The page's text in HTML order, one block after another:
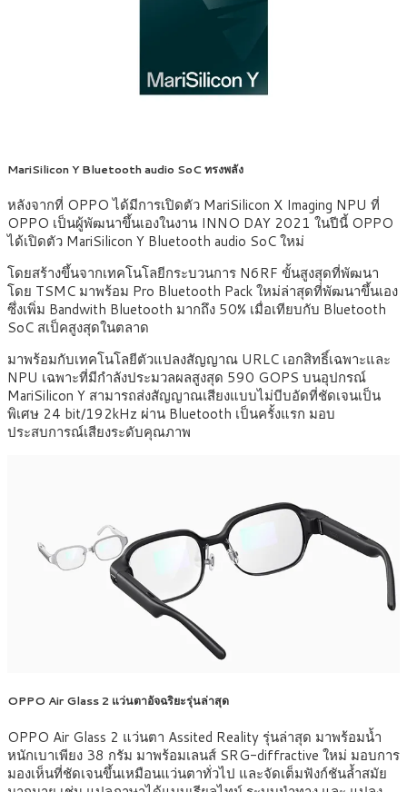
MariSilicon Y Bluetooth audio SoC ทรงพลัง
หลังจากที่ OPPO ได้มีการเปิดตัว MariSilicon X Imaging NPU ที่
OPPO เป็นผู้พัฒนาขึ้นเองในงาน INNO DAY 2021 ในปีนี้ OPPO
ได้เปิดตัว MariSilicon Y Bluetooth audio SoC ใหม่
โดยสร้างขึ้นจากเทคโนโลยีกระบวนการ N6RF ขั้นสูงสุดที่พัฒนา
โดย TSMC มาพร้อม Pro Bluetooth Pack ใหม่ล่าสุดที่พัฒนาขึ้นเอง
ซึ่งเพิ่ม Bandwith Bluetooth มากถึง 50% เมื่อเทียบกับ Bluetooth
SoC สเป็คสูงสุดในตลาด
มาพร้อมกับเทคโนโลยีตัวแปลงสัญญาณ URLC เอกสิทธิ์เฉพาะและ
NPU เฉพาะที่มีกำลังประมวลผลสูงสุด 590 GOPS บนอุปกรณ์
MariSilicon Y สามารถส่งสัญญาณเสียงแบบไม่บีบอัดที่ชัดเจนเป็น
พิเศษ 24 bit/192kHz ผ่าน Bluetooth เป็นครั้งแรก มอบ
ประสบการณ์เสียงระดับคุณภาพ
OPPO Air Glass 2 แว่นตาอัจฉริยะรุ่นล่าสุด
OPPO Air Glass 2 แว่นตา Assited Reality รุ่นล่าสุด มาพร้อมน้ำ
หนักเบาเพียง 38 กรัม มาพร้อมเลนส์ SRG-diffractive ใหม่ มอบการ
มองเห็นที่ชัดเจนขึ้นเหมือนแว่นตาทั่วไป และจัดเต็มฟังก์ชันล้ำสมัย